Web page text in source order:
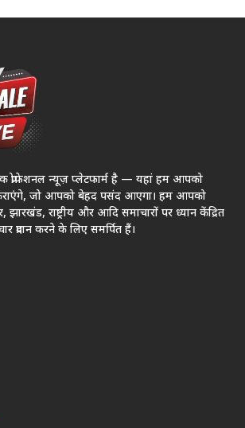
प्रोफेशनल न्यूज़ प्लेटफार्म है — यहां हम आपको
जो आपको बेहद पसंद आएगा। हम आपको
झारखंड, राष्ट्रीय और आदि समाचारों पर ध्यान केंद्रित
प्रदान करने के लिए समर्पित हैं।